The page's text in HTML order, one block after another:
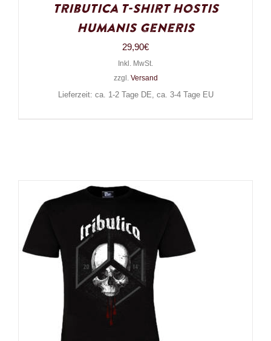
Tributica T-Shirt Hostis
Humanis Generis
29,90€
Inkl. MwSt.
zzgl. Versand
Lieferzeit: ca. 1-2 Tage DE, ca. 3-4 Tage EU